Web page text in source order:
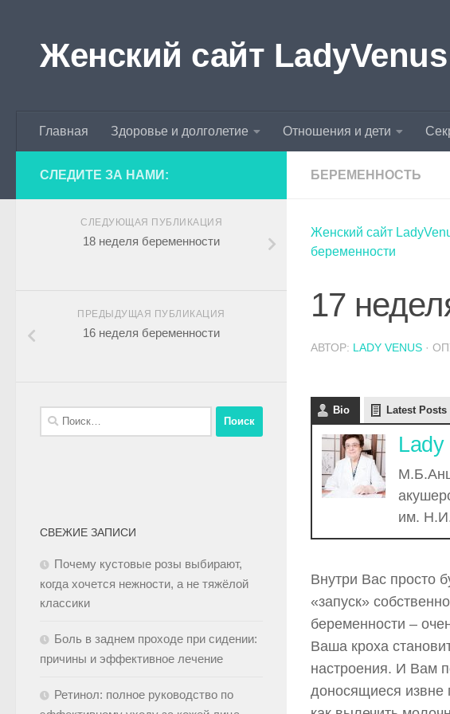
Женский сайт LadyVenus
Главная Здоровье и долголетие Отношения и дети
БЕРЕМЕННОСТЬ
Женский сайт
беременности
17
АВТОР: LADY VENUS ·
Bio Latest Posts
Lady
им.
Внутри Вас просто
«запуск»
беременности –
Ваша кроха
настроения. И Вам
доносящиеся извне
СЛЕДИТЕ ЗА НАМИ:
СЛЕДУЮЩАЯ ПУБЛИКАЦИЯ
18 неделя беременности
ПРЕДЫДУЩАЯ ПУБЛИКАЦИЯ
16 неделя беременности
СВЕЖИЕ ЗАПИСИ
Почему кустовые розы выбирают,
когда хочется нежности, а не тяжёлой
классики
Боль в заднем проходе при сидении:
причины и эффективное лечение
Ретинол: полное руководство по